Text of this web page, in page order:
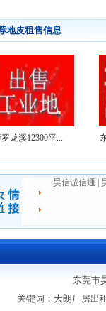
地皮租售信息
龙溪12300平...
昊信诚信通
东莞市
关键词：大朗厂房出